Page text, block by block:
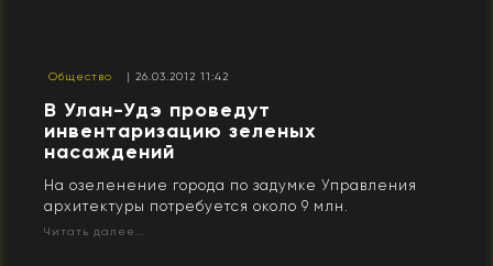
Общество | 26.03.2012 11:42
В Улан-Удэ проведут
инвентаризацию зеленых
насаждений
На озеленение города по задумке Управления
архитектуры потребуется около 9 млн.
Читать далее...